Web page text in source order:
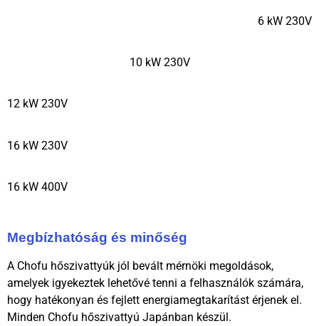
6 kW 230V
10 kW 230V
12 kW 230V
16 kW 230V
16 kW 400V
Megbízhatóság és minőség
A Chofu hőszivattyúk jól bevált mérnöki megoldások,
amelyek igyekeztek lehetővé tenni a felhasználók számára,
hogy hatékonyan és fejlett energiamegtakarítást érjenek el.
Minden Chofu hőszivattyú Japánban készül.